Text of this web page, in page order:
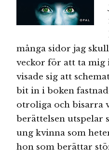
många sidor jag
veckor för att ta mig
visade sig att
bit in i boken
otroliga och bisarra
berättelsen utspelar
ung kvinna som
hon som berättar